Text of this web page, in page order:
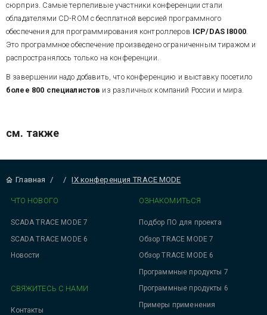
сюрприз. Самые терпеливые участники конференции стали
обладателями CD-ROM с бесплатной версией программного
обеспечения для программирования контроллеров ICP/DAS I8000.
Это программное обеспечение произведено ограниченным тиражом и
распространялось только на конференции.
В завершении надо добавить, что конференцию и выставку посетило
более 800 специалистов из различных компаний России и мира.
см. также
Главная / / IX конференция TRACE MODE
ЧТО НОВОГО
SCADA TRACE MODE 7
SCADA TRACE MODE 6
Новости
ОЗНАКОМИТЬСЯ
Подбор ПО для проекта
Обзор TRACE MODE 7
Обзор TRACE MODE 6
Программные продукты 7
Программные продукты 6
Примеры применения
СВЯЖИТЕСЬ С НАМИ
Контакты